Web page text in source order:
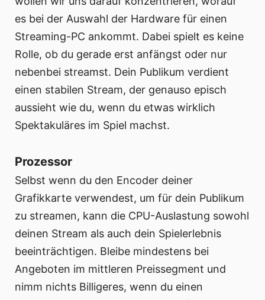
es bei der Auswahl der Hardware für einen
Streaming-PC ankommt. Dabei spielt es keine
Rolle, ob du gerade erst anfängst oder nur
nebenbei streamst. Dein Publikum verdient
einen stabilen Stream, der genauso episch
aussieht wie du, wenn du etwas wirklich
Spektakuläres im Spiel machst.
Prozessor
Selbst wenn du den Encoder deiner
Grafikkarte verwendest, um für dein Publikum
zu streamen, kann die CPU-Auslastung sowohl
deinen Stream als auch dein Spielerlebnis
beeinträchtigen. Bleibe mindestens bei
Angeboten im mittleren Preissegment und
nimm nichts Billigeres, wenn du einen